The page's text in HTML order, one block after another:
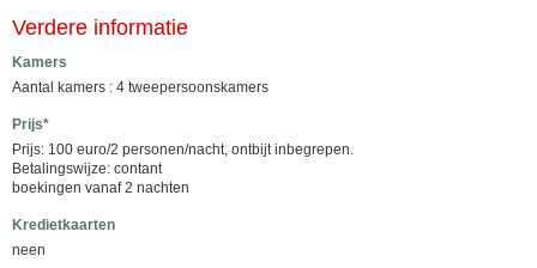
Verdere informatie
Kamers
Aantal kamers : 4 tweepersoonskamers
Prijs*
Prijs: 100 euro/2 personen/nacht, ontbijt inbegrepen.
Betalingswijze: contant
boekingen vanaf 2 nachten
Kredietkaarten
neen